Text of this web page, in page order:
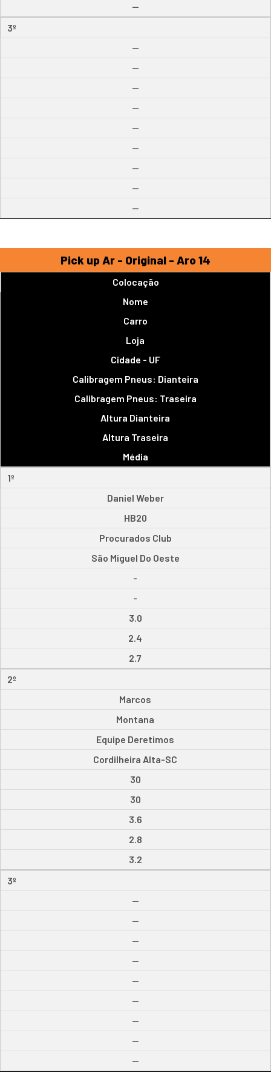
--
3º
--
--
--
--
--
--
--
--
--
Pick up Ar - Original - Aro 14
Colocação
Nome
Carro
Loja
Cidade - UF
Calibragem Pneus: Dianteira
Calibragem Pneus: Traseira
Altura Dianteira
Altura Traseira
Média
1º
Daniel Weber
HB20
Procurados Club
São Miguel Do Oeste
-
-
3.0
2.4
2.7
2º
Marcos
Montana
Equipe Deretimos
Cordilheira Alta-SC
30
30
3.6
2.8
3.2
3º
--
--
--
--
--
--
--
--
--